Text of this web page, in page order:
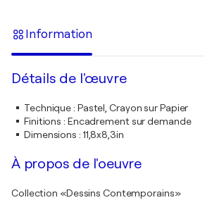
Information
Détails de l'œuvre
Technique: Pastel, Crayon sur Papier
Finitions : Encadrement sur demande
Dimensions : 11,8x8,3in
À propos de l'oeuvre
Collection «Dessins Contemporains»